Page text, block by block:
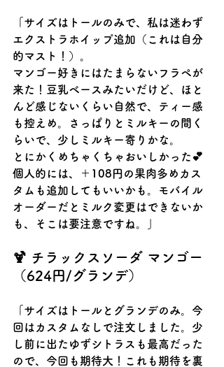
「サイズはトールのみで、私は迷わず
エクストラホイップ追加（これは自分
的マスト！）。
マンゴー好きにはたまらないフラペが
来た！豆乳ベースみたいだけど、ほと
んど感じないくらい自然で、ティー感
も控えめ。さっぱりとミルキーの間く
らいで、少しミルキー寄りかな。
とにかくめちゃくちゃおいしかった💕
個人的には、＋108円の果肉多めカス
タムも追加してもいいかも。モバイル
オーダーだとミルク変更はできないか
も、そこは要注意ですね。」
🍹 チラックスソーダ マンゴー
（624円/グランデ）
「サイズはトールとグランデのみ。今
回はカスタムなしで注文しました。少
し前に出たゆずシトラスも最高だった
ので、今回も期待大！これも期待を裏